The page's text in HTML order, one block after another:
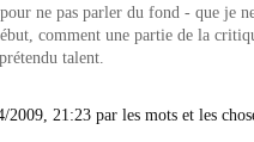
ne pas parler du fond - que je
comment une partie de la
talent.
2009, 21:23 par les mots et les